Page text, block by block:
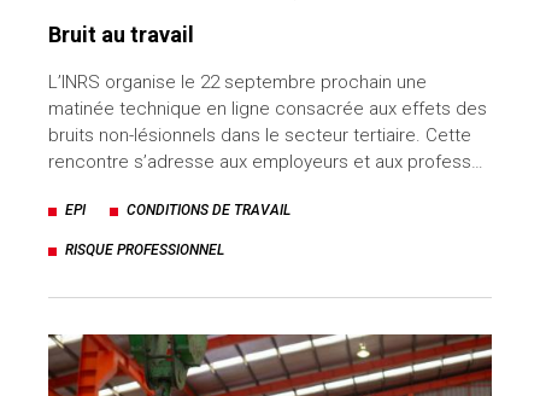
Bruit au travail
L’INRS organise le 22 septembre prochain une
matinée technique en ligne consacrée aux effets des
bruits non-lésionnels dans le secteur tertiaire. Cette
rencontre s’adresse aux employeurs et aux profess…
EPI CONDITIONS DE TRAVAIL
RISQUE PROFESSIONNEL